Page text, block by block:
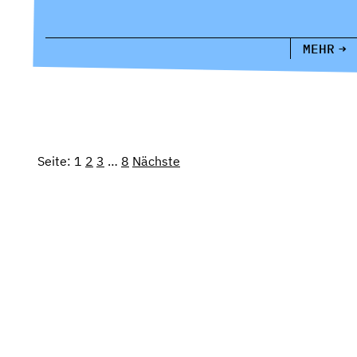
MEHR
Seite: 1 2 3 … 8 Nächste